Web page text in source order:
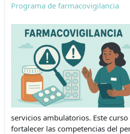
Programa de farmacovigilancia
servicios ambulatorios. Este
fortalecer las competencias del